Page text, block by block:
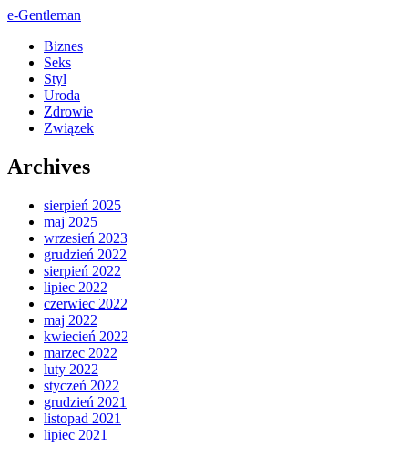
e-Gentleman
Biznes
Seks
Styl
Uroda
Zdrowie
Związek
Archives
sierpień 2025
maj 2025
wrzesień 2023
grudzień 2022
sierpień 2022
lipiec 2022
czerwiec 2022
maj 2022
kwiecień 2022
marzec 2022
luty 2022
styczeń 2022
grudzień 2021
listopad 2021
lipiec 2021